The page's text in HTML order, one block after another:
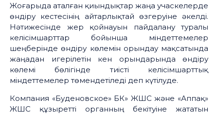
Жоғарыда аталған қиындықтар жаңа учаскелерде
өндіру кестесінің айтарлықтай өзгеруіне әкелді.
Нәтижесінде жер қойнауын пайдалану туралы
келісімшарттар бойынша міндеттемелер
шеңберінде өндіру көлемін орындау мақсатында
жаңадан игерілетін кен орындарында өндіру
көлемі бөлігінде тиісті келісімшарттық
міндеттемелер төмендетіледі деп күтілуде.
Компания «Буденовское» БК» ЖШС және «Аппақ»
ЖШС құзыретті органның бекітуіне жататын